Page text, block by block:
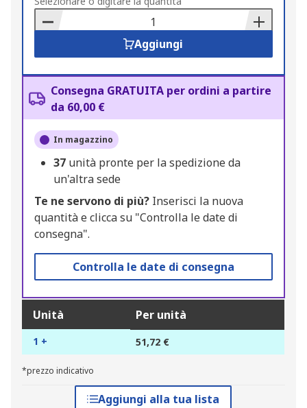
Basket
Aggiungi
Consegna GRATUITA per ordini a partire
da 60,00 €
In magazzino
37 unità pronte per la spedizione da
un'altra sede
Te ne servono di più? Inserisci la nuova
quantità e clicca su "Controlla le date di
consegna".
Controlla le date di consegna
Unità Per unità
1 + 51,72 €
*prezzo indicativo
Aggiungi alla tua lista